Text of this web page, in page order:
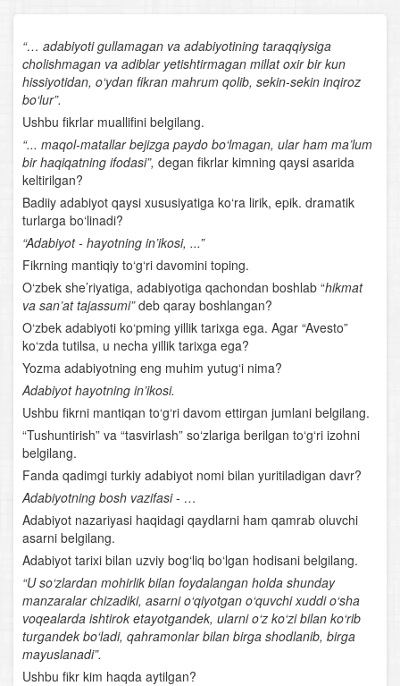
Olmoshning tuzilishiga ko‘ra turlari
Fe’llarning tuzilishiga ko'ra turlari
Undov so‘zlar
Gap
Uyushiq bo‘lakli gaplar
Gapning tuzilish jihatdan turlari. Sodda gap
Bog‘lovchisiz bog‘langan qo‘shma gap
Qofiya va boshqa she’riy unsurlar
“Kuntug‘mish” dostoni
“Rustamxon” dostoni
Ahmad Yassaviy
O‘rta Osiyoning qomusiy olimlari
Nosiriddin Burhoniddin o‘g‘li Rabg‘uziy
Lutfiy
Sakkokiy
“Xamsa”chilik tarixidan
“… adabiyoti gullamagan va adabiyotining taraqqiysiga
cholishmagan va adiblar yetishtirmagan millat oxir bir kun
hissiyotidan, o‘ydan fikran mahrum qolib, sekin-sekin inqiroz
bo‘lur”.
Ushbu fikrlar muallifini belgilang.
“... maqol-matallar bejizga paydo bo‘lmagan, ular ham ma’lum
bir haqiqatning ifodasi”, degan fikrlar kimning qaysi asarida
keltirilgan?
Badiiy adabiyot qaysi xususiyatiga ko‘ra lirik, epik. dramatik
turlarga bo‘linadi?
“Adabiyot - hayotning in’ikosi, ...”
Fikrning mantiqiy to‘g‘ri davomini toping.
O‘zbek she’riyatiga, adabiyotiga qachondan boshlab “hikmat
va san’at tajassumi”deb qaray boshlangan?
O‘zbek adabiyoti ko‘pming yillik tarixga ega. Agar “Avesto”
ko‘zda tutilsa, u necha yillik tarixga ega?
Yozma adabiyotning eng muhim yutug‘i nima?
Adabiyot hayotning in’ikosi.
Ushbu fikrni mantiqan to‘g‘ri davom ettirgan jumlani belgilang.
“Tushuntirish” va “tasvirlash” so‘zlariga berilgan to‘g‘ri izohni
belgilang.
Fanda qadimgi turkiy adabiyot nomi bilan yuritiladigan davr?
Adabiyotning bosh vazifasi - …
Adabiyot nazariyasi haqidagi qaydlarni ham qamrab oluvchi
asarni belgilang.
Adabiyot tarixi bilan uzviy bog‘liq bo‘lgan hodisani belgilang.
“U so‘zlardan mohirlik bilan foydalangan holda shunday
manzaralar chizadiki, asarni o‘qiyotgan o‘quvchi xuddi o‘sha
voqealarda ishtirok etayotgandek, ularni o‘z ko‘zi bilan ko‘rib
turgandek bo‘ladi, qahramonlar bilan birga shodlanib, birga
mayuslanadi”.
Ushbu fikr kim haqda aytilgan?